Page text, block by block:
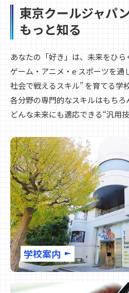
東京クールジャパ
もっと知る
あなたの「好き」は、未来をひら
ゲーム・アニメ・e スポーツを通
社会で戦えるスキル” を育てる学
各分野の専門的なスキルはもちろ
どんな未来にも適応できる“汎用
学校案内